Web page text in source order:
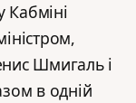
Кабміні
Шмигаль і
в одній